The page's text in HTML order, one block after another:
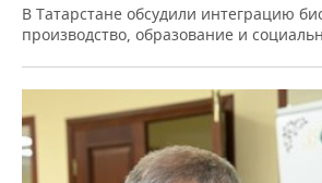
В Татарстане обсудили интеграцию
производство, образование и